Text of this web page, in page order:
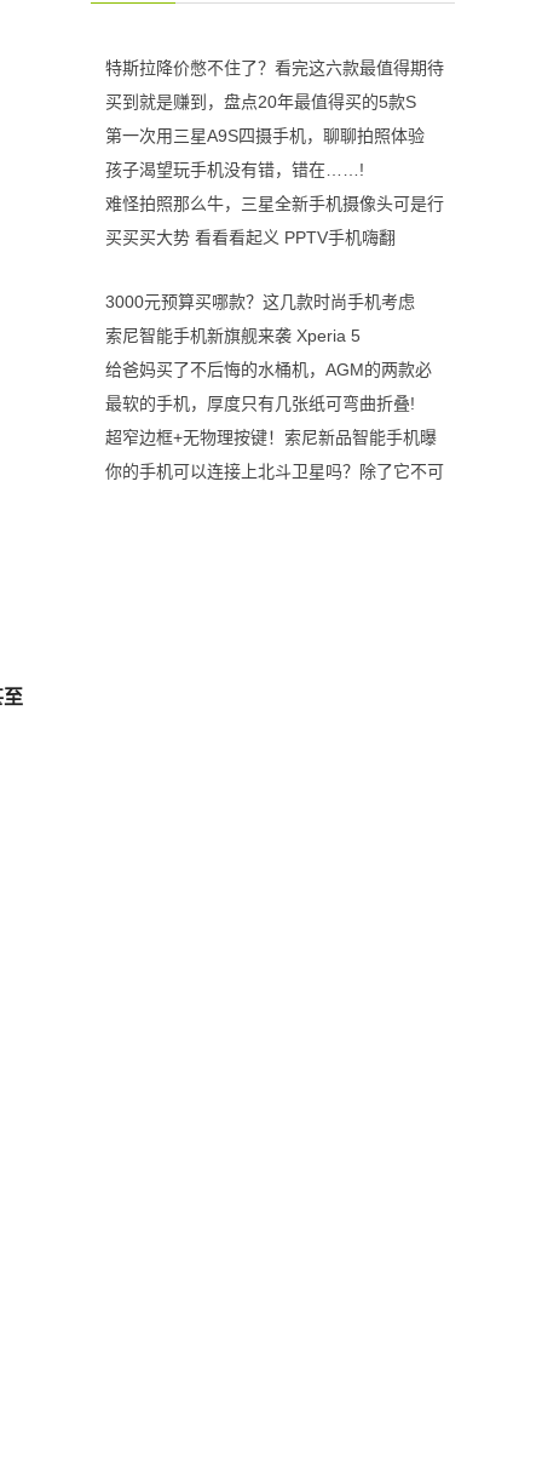
特斯拉降价憋不住了？看完这六款最值得期待
买到就是赚到，盘点20年最值得买的5款S
第一次用三星A9S四摄手机，聊聊拍照体验
孩子渴望玩手机没有错，错在……!
难怪拍照那么牛，三星全新手机摄像头可是行
买买买大势 看看看起义 PPTV手机嗨翻
3000元预算买哪款？这几款时尚手机考虑
索尼智能手机新旗舰来袭 Xperia 5
给爸妈买了不后悔的水桶机，AGM的两款必
最软的手机，厚度只有几张纸可弯曲折叠!
超窄边框+无物理按键！索尼新品智能手机曝
你的手机可以连接上北斗卫星吗？除了它不可